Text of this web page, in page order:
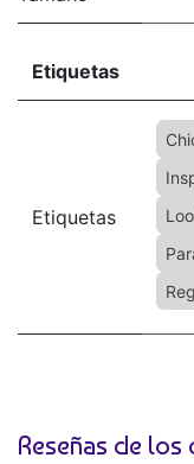
Etiquetas
Etiquetas
Reseñas de los